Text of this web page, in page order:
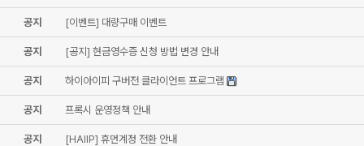
공지 [이벤트] 대량구매 이벤트
공지 [공지] 현금영수증 신청 방법 변경 안내
공지 하이아이피 구버전 클라이언트 프로그램
공지 프록시 운영정책 안내
공지 [HAIIP] 휴먼계정 전환 안내